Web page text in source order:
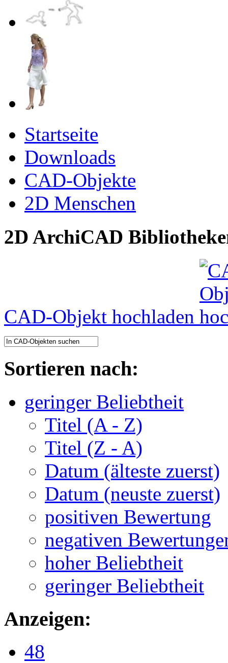
Startseite
Downloads
CAD-Objekte
2D Menschen
2D ArchiCAD
CAD-Objekt hochladen
Sortieren nach:
geringer Beliebtheit
Titel (A - Z)
Titel (Z - A)
Datum (älteste zuerst)
Datum (neuste zuerst)
positiven Bewertung
negativen
hoher Beliebtheit
geringer Beliebtheit
Anzeigen:
48